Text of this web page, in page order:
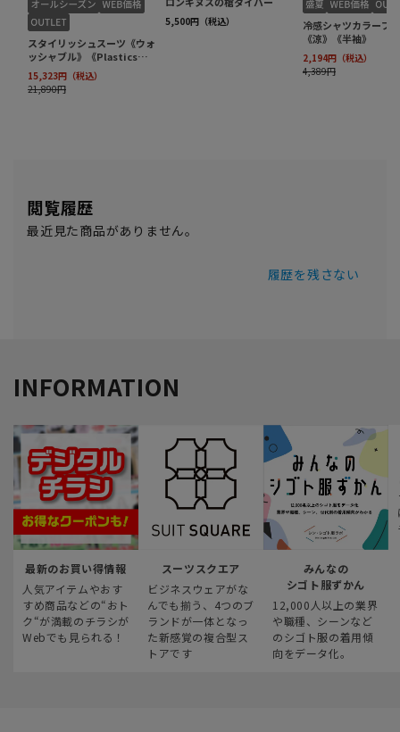
閲覧履歴
最近見た商品がありません。
履歴を残さない
INFORMATION
最新のお買い得情報
人気アイテムやおす
すめ商品などの“おト
ク“が満載のチラシが
Webでも見られる！
スーツスクエア
ビジネスウェアがな
んでも揃う、4つのブ
ランドが一体となっ
た新感覚の複合型ス
トアです
みんなの
シゴト服ずかん
12,000人以上の業界
や職種、シーンなど
のシゴト服の着用傾
向をデータ化。